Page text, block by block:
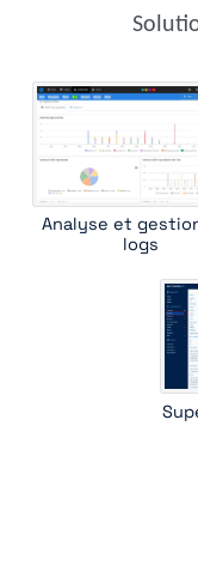
Analyse et
logs